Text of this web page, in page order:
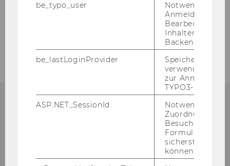
In­sti­tut für Lea­der­ship und Stra­te­gic
be_typo_user
Notwendig für
Anmeldung und
Bearbeitung von
Inhalten im
Backend.
be_lastLoginProvider
Speichert die
verwendete
zur Anmeldung
TYPO3-Backend.
ASP.NET_SessionId
Notwendig, um
Zuordnung von
Besucher zu
sicherstellen zu
können.